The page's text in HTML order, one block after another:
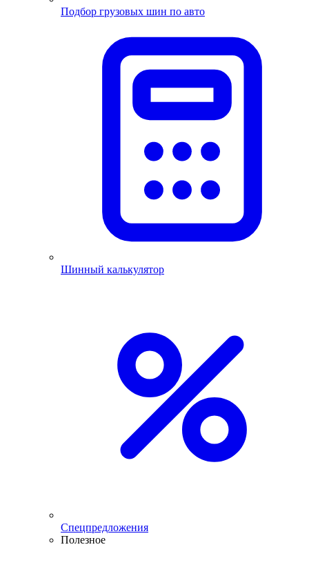
Подбор грузовых шин по авто
Шинный калькулятор
Спецпредложения
Полезное